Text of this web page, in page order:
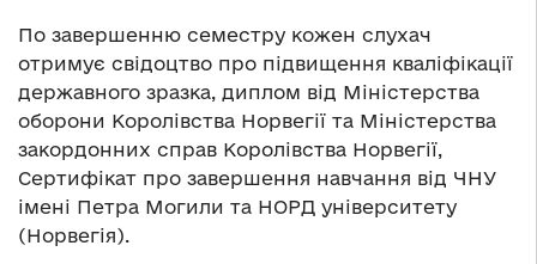
По завершенню семестру кожен слухач
отримує свідоцтво про підвищення кваліфікації
державного зразка, диплом від Міністерства
оборони Королівства Норвегії та Міністерства
закордонних справ Королівства Норвегії,
Сертифікат про завершення навчання від ЧНУ
імені Петра Могили та НОРД університету
(Норвегія).